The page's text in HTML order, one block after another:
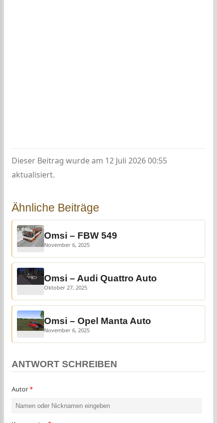
Dieser Beitrag wurde am 12 Juli 2026 00:55
aktualisiert.
Ähnliche Beiträge
Omsi – FBW 549
November 6, 2025
Omsi – Audi Quattro Auto
Oktober 27, 2025
Omsi – Opel Manta Auto
November 6, 2025
ANTWORT SCHREIBEN
Autor*